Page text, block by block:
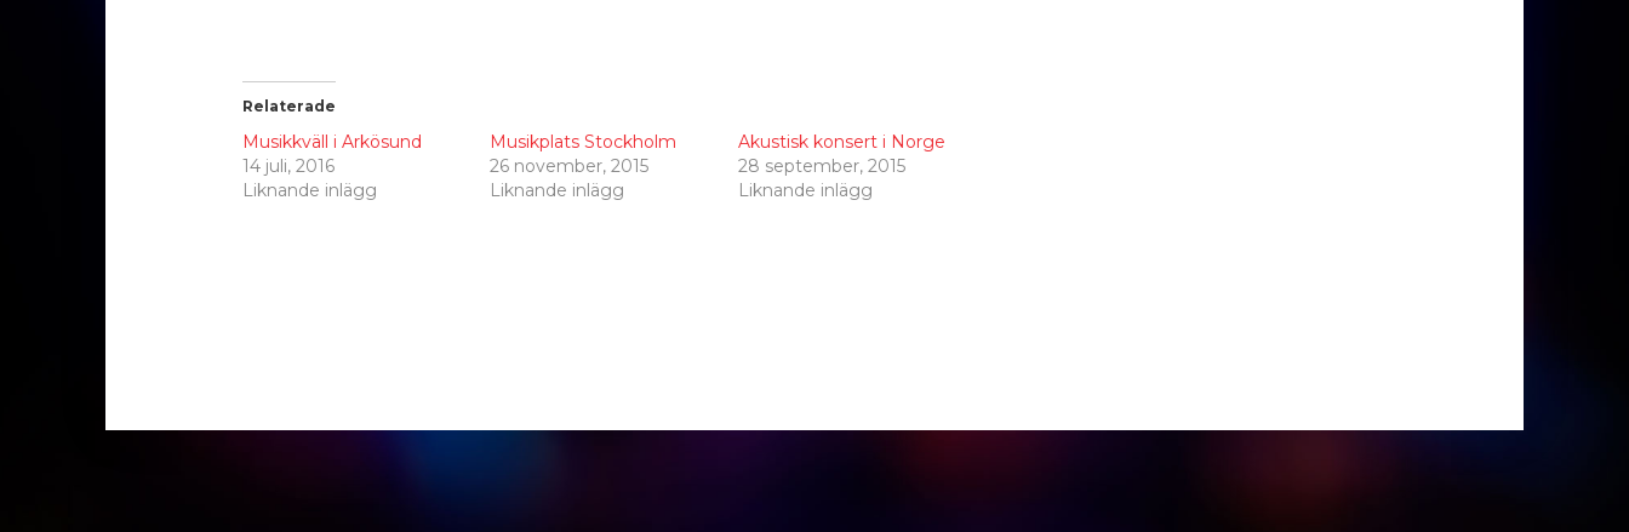
Relaterade
Musikkväll i Arkösund
14 juli, 2016
Liknande inlägg
Musikplats Stockholm
26 november, 2015
Liknande inlägg
Akustisk konsert i Norge
28 september, 2015
Liknande inlägg